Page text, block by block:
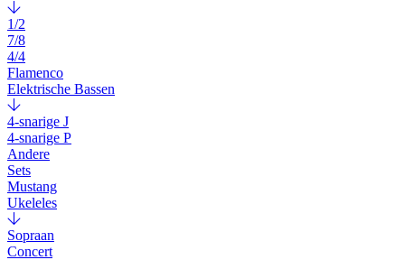
1/2
7/8
4/4
Flamenco
Elektrische Bassen
4-snarige J
4-snarige P
Andere
Sets
Mustang
Ukeleles
Sopraan
Concert